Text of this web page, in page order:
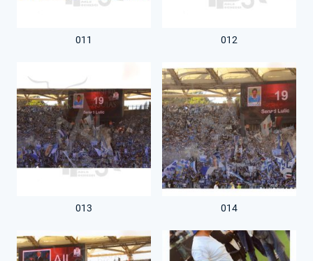
011 012
013 014